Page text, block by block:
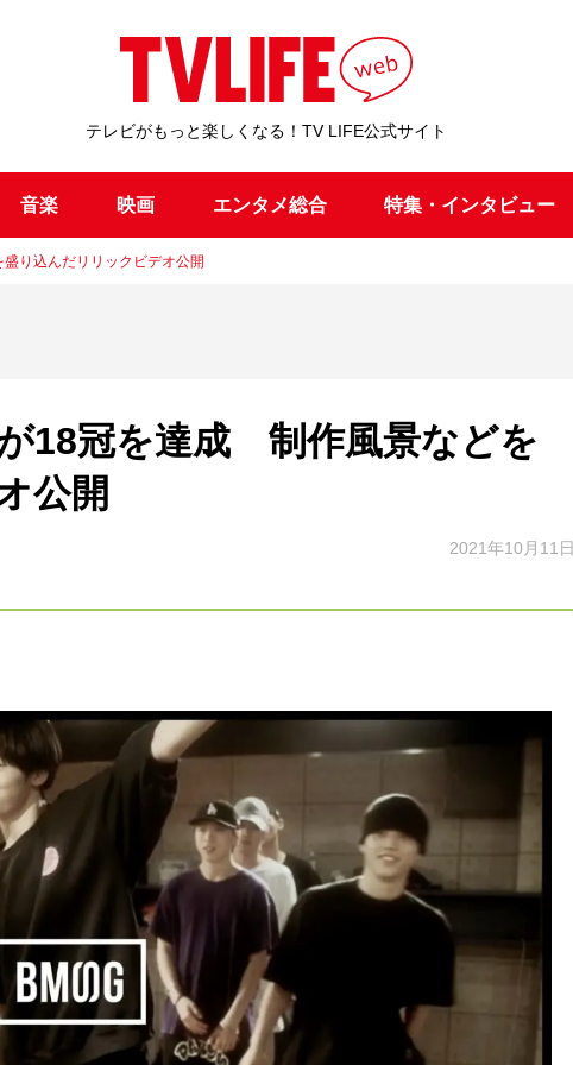
テレビがもっと楽しくなる！TV LIFE公式サイト
音楽 映画 エンタメ総合 特集・インタビュー
り込んだリリックビデオ公開
18冠を達成 制作風景などを
公開
2021年10月11日